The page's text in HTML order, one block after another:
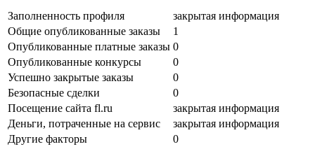
Заполненность профиля
закрытая информация
Общие опубликованные заказы
1
Опубликованные платные заказы 0
Опубликованные конкурсы
0
Успешно закрытые заказы
0
Безопасные сделки
0
Посещение сайта fl.ru
закрытая информация
Деньги, потраченные на сервис
закрытая информация
Другие факторы
0